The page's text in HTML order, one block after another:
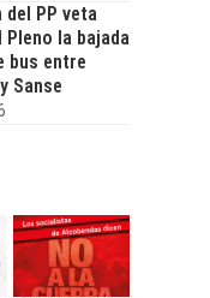
del PP veta
Pleno la bajada
bus entre
Sanse